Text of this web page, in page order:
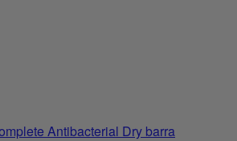
Antibacterial Dry barra